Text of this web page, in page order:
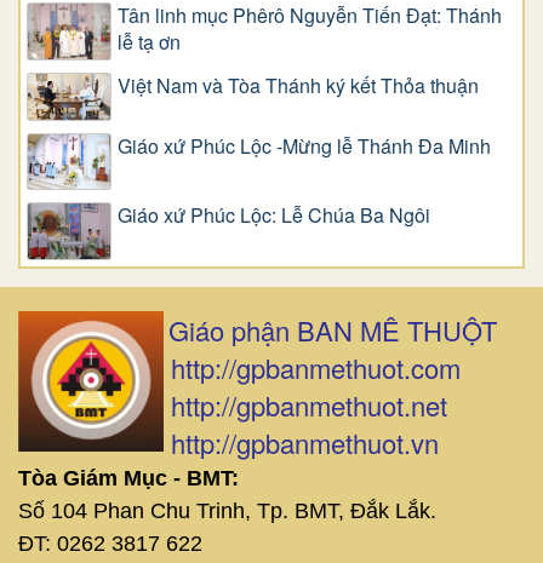
Tân linh mục Phêrô Nguyễn Tiến Đạt: Thánh
lễ tạ ơn
Việt Nam và Tòa Thánh ký kết Thỏa thuận
Giáo xứ Phúc Lộc -Mừng lễ Thánh Đa Minh
Giáo xứ Phúc Lộc: Lễ Chúa Ba Ngôi
Giáo phận BAN MÊ THUỘT
http://gpbanmethuot.com
http://gpbanmethuot.net
http://gpbanmethuot.vn
Tòa Giám Mục - BMT:
Số 104 Phan Chu Trinh, Tp. BMT, Đắk Lắk.
ĐT: 0262 3817 622